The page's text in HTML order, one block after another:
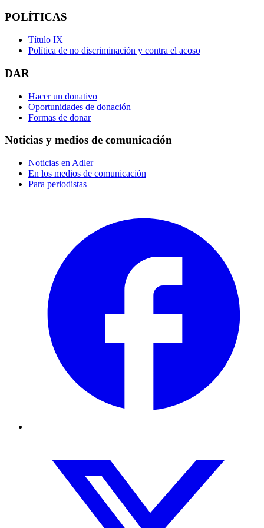
POLÍTICAS
Título IX
Política de no discriminación y contra el acoso
DAR
Hacer un donativo
Oportunidades de donación
Formas de donar
Noticias y medios de comunicación
Noticias en Adler
En los medios de comunicación
Para periodistas